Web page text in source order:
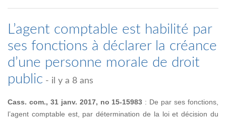
L’agent comptable est habilité par
ses fonctions à déclarer la créance
d’une personne morale de droit
public - il y a 8 ans
Cass. com., 31 janv. 2017, no 15-15983 : De par ses fonctions,
l’agent comptable est, par détermination de la loi et décision du